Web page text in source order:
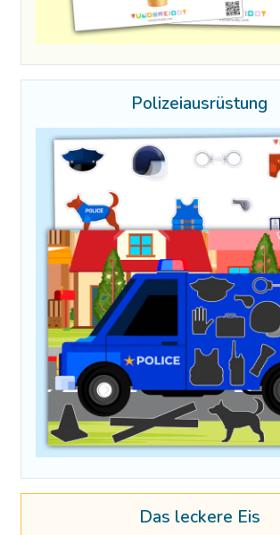
Polizeiausrüstung
Das leckere Eis